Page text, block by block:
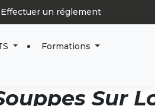
Effectuer un réglement
Formations
Sur